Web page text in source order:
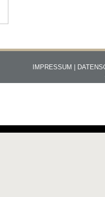
IMPRESSUM |